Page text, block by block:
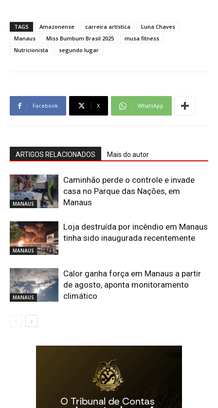
TAGS Amazonense carreira artística
Luna Chaves
Manaus
Miss Bumbum Brasil 2025
musa fitness
Nutricionista
segundo lugar
Facebook X WhatsApp
ARTIGOS RELACIONADOS Mais do autor
MANAUS
Caminhão perde o controle e invade
casa no Parque das Nações, em
Manaus
MANAUS
Loja destruída por incêndio em Manaus
tinha sido inaugurada recentemente
MANAUS
Calor ganha força em Manaus a partir
de agosto, aponta monitoramento
climático